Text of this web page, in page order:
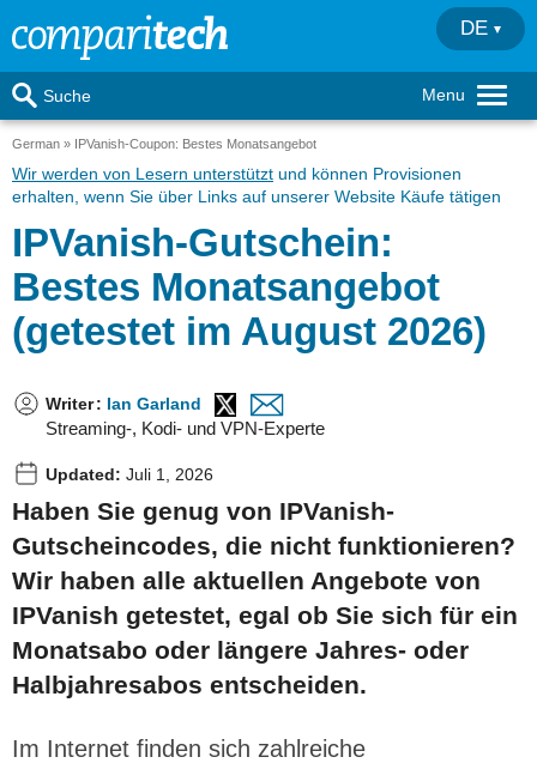
Menu
Suche
DE
German IPVanish-Coupon: Bestes Monatsangebot
Wir werden von Lesern unterstützt und können Provisionen
erhalten, wenn Sie über Links auf unserer Website Käufe tätigen
IPVanish-Gutschein:
Bestes Monatsangebot
(getestet im August 2026)
Writer: Ian Garland
Streaming-, Kodi- und VPN-Experte
Updated: Juli 1, 2026
Haben Sie genug von IPVanish-
Gutscheincodes, die nicht funktionieren?
Wir haben alle aktuellen Angebote von
IPVanish getestet, egal ob Sie sich für ein
Monatsabo oder längere Jahres- oder
Halbjahresabos entscheiden.
Im Internet finden sich zahlreiche